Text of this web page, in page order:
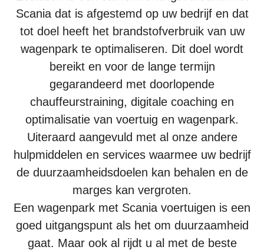
Scania dat is afgestemd op uw bedrijf en dat
tot doel heeft het brandstofverbruik van uw
wagenpark te optimaliseren. Dit doel wordt
bereikt en voor de lange termijn
gegarandeerd met doorlopende
chauffeurstraining, digitale coaching en
optimalisatie van voertuig en wagenpark.
Uiteraard aangevuld met al onze andere
hulpmiddelen en services waarmee uw bedrijf
de duurzaamheidsdoelen kan behalen en de
marges kan vergroten.
Een wagenpark met Scania voertuigen is een
goed uitgangspunt als het om duurzaamheid
gaat. Maar ook al rijdt u al met de beste